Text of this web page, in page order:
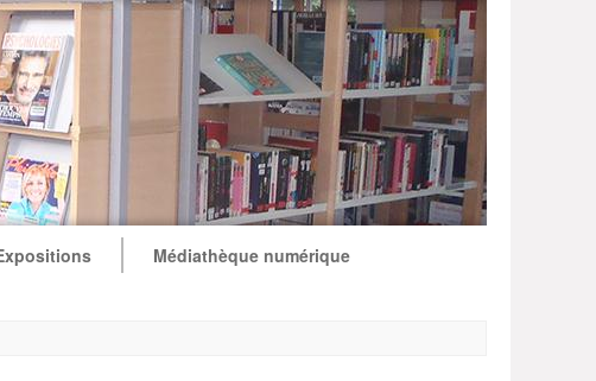
Médiathèque numérique